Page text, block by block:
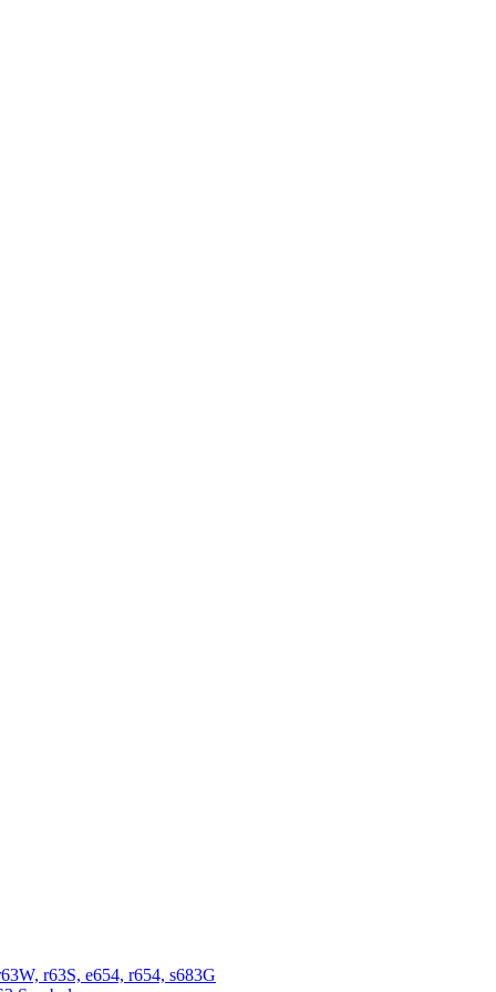
r63S, e654, r654, s683G